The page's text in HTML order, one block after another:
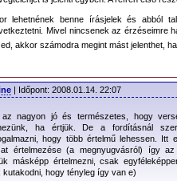
lehetnének benne írásjelek és abból
Mivel nincsenek az érzéseimre
akkor számodra megint mást jelenthet,
| Időpont: 2008.01.14. 22:07
az nagyon jó és természetes, hogy
ha értjük. De a fordításnál
hogy több értelmű lehessen.
értelmezése (a megnyugvásról) így
másképp értelmezni, csak
hogy tényleg így van e)